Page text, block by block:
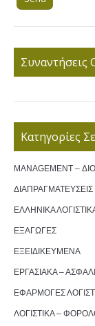
Συναντήσεις
Κατηγορίες
MANAGEMENT –
ΔΙΑΠΡΑΓΜΑΤΕΥΣΕΙΣ
ΕΛΛΗΝΙΚΑ
ΕΞΑΓΩΓΕΣ
ΕΞΕΙΔΙΚΕΥΜΕΝΑ
ΕΡΓΑΣΙΑΚΑ –
ΕΦΑΡΜΟΓΕΣ
ΛΟΓΙΣΤΙΚΑ –